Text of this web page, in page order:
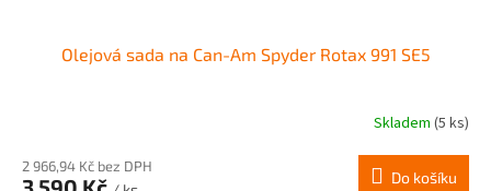
Olejová sada na Can-Am Spyder Rotax 991 SE5
Skladem (5 ks)
2 966,94 Kč bez DPH
Do košíku